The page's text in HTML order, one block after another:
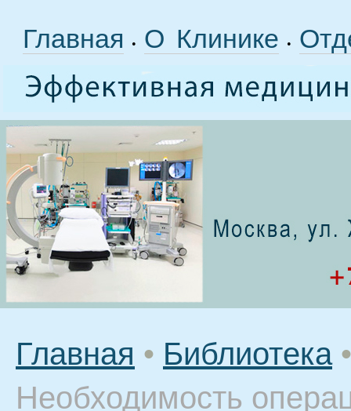
Главная • О Клинике •
Главная • Библиотека •
Необходимость